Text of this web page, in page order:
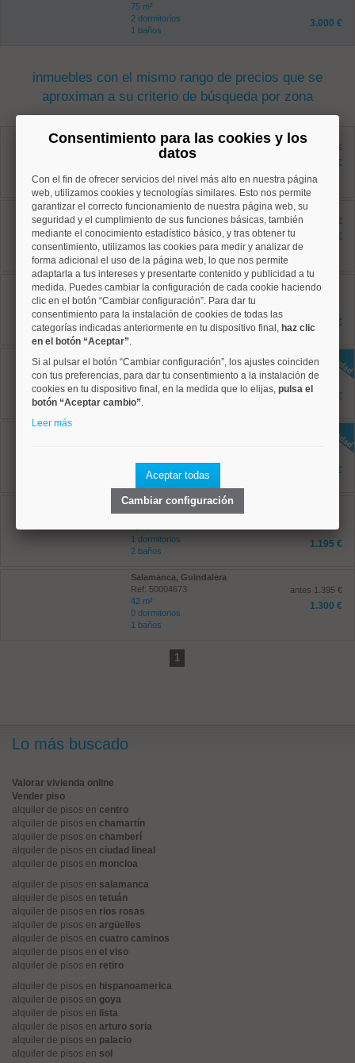
75 m²
2 dormitorios
1 baños
3.000 €
inmuebles con el mismo rango de precios que se
aproximan a su criterio de búsqueda por zona
Chamartín, Ciudad Jardín
Ref: 50004558
2 baños
antes 2.800 €
2.400 €
Chamartín, Hispanoamerica
Ref: 50004678
90 m²
2 dormitorios
2 baños
antes 1.950 €
1.850 €
Chamartín, El Viso
Ref: 50004758
160 m²
3 dormitorios
3 baños
5.775 €
Chamartín, Ciudad Jardín
Ref: 50004808
200 m²
4 dormitorios
3 baños
3.480 €
1 dormitorios
1 baños
1.025 €
Chamberí, Ríos Rosas
Ref: 50004795
1 dormitorios
2 baños
1.195 €
Salamanca, Guindalera
Ref: 50004673
42 m²
0 dormitorios
1 baños
antes 1.395 €
1.300 €
1
Lo más buscado
Valorar vivienda online
Vender piso
alquiler de pisos en centro
alquiler de pisos en chamartín
alquiler de pisos en chamberí
alquiler de pisos en ciudad lineal
alquiler de pisos en moncloa
alquiler de pisos en salamanca
alquiler de pisos en tetuán
alquiler de pisos en rios rosas
alquiler de pisos en argüelles
alquiler de pisos en cuatro caminos
alquiler de pisos en el viso
alquiler de pisos en retiro
alquiler de pisos en hispanoamerica
alquiler de pisos en goya
alquiler de pisos en lista
alquiler de pisos en arturo soria
alquiler de pisos en palacio
alquiler de pisos en sol
Consentimiento para las cookies y los
datos
Con el fin de ofrecer servicios del nivel más alto en nuestra página
web, utilizamos cookies y tecnologías similares. Esto nos permite
garantizar el correcto funcionamiento de nuestra página web, su
seguridad y el cumplimiento de sus funciones básicas, también
mediante el conocimiento estadístico básico, y tras obtener tu
consentimiento, utilizamos las cookies para medir y analizar de
forma adicional el uso de la página web, lo que nos permite
adaptarla a tus intereses y presentarte contenido y publicidad a tu
medida. Puedes cambiar la configuración de cada cookie haciendo
clic en el botón “Cambiar configuración”. Para dar tu
consentimiento para la instalación de cookies de todas las
categorías indicadas anteriormente en tu dispositivo final, haz clic
en el botón “Aceptar”.
Si al pulsar el botón “Cambiar configuración”, los ajustes coinciden
con tus preferencias, para dar tu consentimiento a la instalación de
cookies en tu dispositivo final, en la medida que lo elijas, pulsa el
botón “Aceptar cambio”.
Leer más
Aceptar todas
Cambiar configuración